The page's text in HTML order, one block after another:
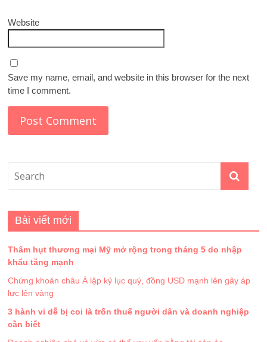
Website
Save my name, email, and website in this browser for the next
time I comment.
Bài viết mới
Thâm hụt thương mại Mỹ mở rộng trong tháng 5 do nhập
khẩu tăng mạnh
Chứng khoán châu Á lập kỷ lục quý, đồng USD mạnh lên gây áp
lực lên vàng
3 hành vi dễ bị coi là trốn thuế người dân và doanh nghiệp
cần biết